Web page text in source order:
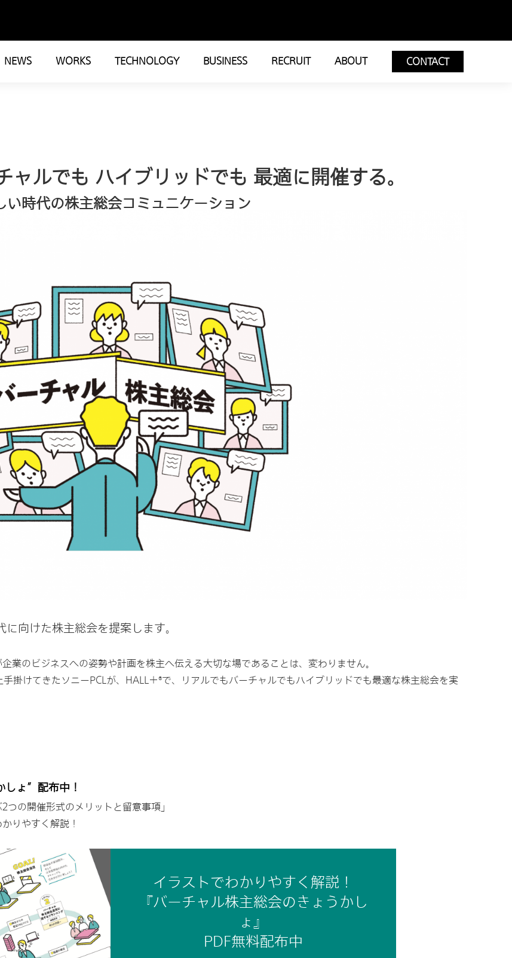
NEWS WORKS TECHNOLOGY BUSINESS RECRUIT ABOUT CONTACT
ルでも ハイブリッドでも 最適に開催する。
い時代の株主総会コミュニケーション
向けた株主総会を提案します。
業のビジネスへの姿勢や計画を株主へ伝える大切な場であることは、変わりません。
掛けてきたソニーPCLが、HALL＋®で、リアルでもバーチャルでもハイブリッドでも最適な株主総会を実
しょ”配布中！
つの開催形式のメリットと留意事項」
りやすく解説！
イラストでわかりやすく解説！
『バーチャル株主総会のきょうかし
ょ』
PDF無料配布中